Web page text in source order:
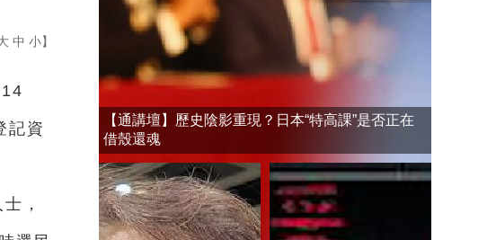
中 小】
記資
，
【通講壇】歷史陰影重現？日本“特高課”是否正在
借殼還魂